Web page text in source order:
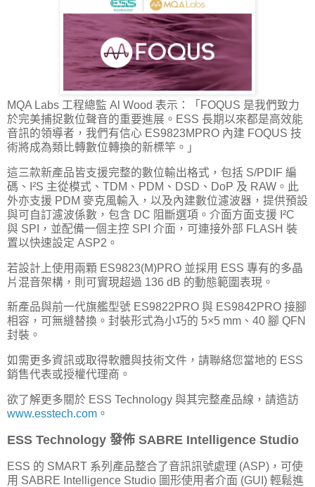
MQA Labs 工程總監 Al Wood 表示：「FOQUS 是我們致力
於完美捕捉數位聲音的重要進展。ESS 長期以來都是高效能
音訊的領導者，我們有信心 ES9823MPRO 內建 FOQUS 技
術將成為類比轉數位轉換的新標竿。」
這三款新產品皆支援完整的數位輸出格式，包括 S/PDIF 編
碼、I²S 主從模式、TDM、PDM、DSD、DoP 及 RAW。此
外亦支援 PDM 麥克風輸入，以及內建數位濾波器，提供預設
與可自訂濾波係數，包含 DC 阻斷選項。介面方面支援 I²C
與 SPI，並配備一個主控 SPI 介面，可連接外部 FLASH 裝
置以快速設定 ASP2。
若設計上使用兩顆 ES9823(M)PRO 並採用 ESS 專有的多晶
片混音架構，則可實現超過 136 dB 的動態範圍表現。
新產品與前一代旗艦型號 ES9822PRO 與 ES9842PRO 接腳
相容，可無縫替換。封裝形式為小巧的 5×5 mm、40 腳 QFN
封裝。
如需更多資訊或取得軟體與技術文件，請聯絡您當地的 ESS
銷售代表或授權代理商。
欲了解更多關於 ESS Technology 與其完整產品線，請造訪
www.esstech.com 。
ESS Technology 發佈 SABRE Intelligence Studio
ESS 的 SMART 系列產品整合了音訊訊號處理 (ASP)，可使
用 SABRE Intelligence Studio 圖形使用者介面 (GUI) 輕鬆進